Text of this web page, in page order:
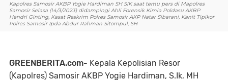
Kapolres Samosir AKBP Yogie Hardiman SH SIK saat temu pers di Mapolres
Samosir Selasa (14/3/2023) didampingi Ahli Forensik Kimia Poldasu AKBP
Hendri Ginting, Kasat Reskrim Polres Samosir AKP Natar Sibarani, Kanit Tipikor
Polres Samosir Ipda Abdur Rahman Sitompul, SH
GREENBERITA.com- Kepala Kepolisian Resor
(Kapolres) Samosir AKBP Yogie Hardiman, S.Ik, MH